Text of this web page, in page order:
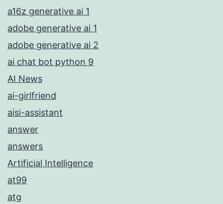
a16z generative ai 1
adobe generative ai 1
adobe generative ai 2
ai chat bot python 9
AI News
ai-girlfriend
aisi-assistant
answer
answers
Artificial Intelligence
at99
atg